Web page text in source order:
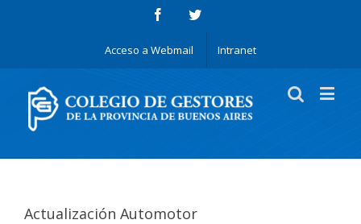
Acceso a Webmail Intranet
Actualización Automotor